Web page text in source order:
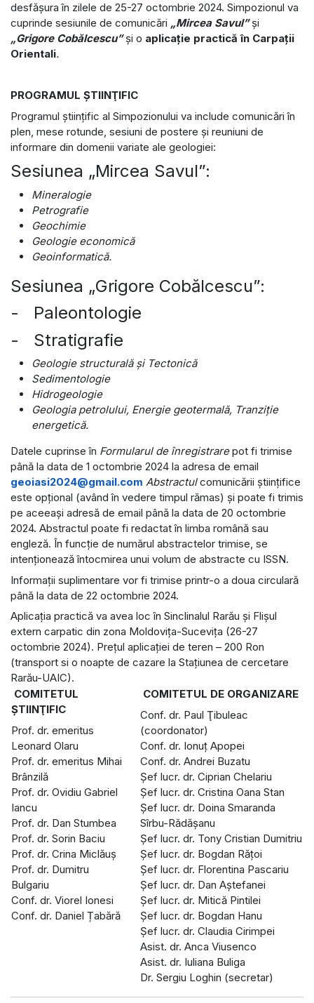
desfășura în zilele de 25-27 octombrie 2024. Simpozionul va
cuprinde sesiunile de comunicări „Mircea Savul”și
„Grigore Cobălcescu”și o aplicație practică în Carpații
Orientali.
PROGRAMUL ŞTIINŢIFIC
Programul ştiinţific al Simpozionului va include comunicări în
plen, mese rotunde, sesiuni de postere şi reuniuni de
informare din domenii variate ale geologiei:
Sesiunea „Mircea Savul”:
Mineralogie
Petrografie
Geochimie
Geologie economică
Geoinformatică.
Sesiunea „Grigore Cobălcescu”:
- Paleontologie
- Stratigrafie
Geologie structurală şi Tectonică
Sedimentologie
Hidrogeologie
Geologia petrolului, Energie geotermală, Tranziție
energetică.
Datele cuprinse în Formularul de înregistrarepot fi trimise
până la data de 1 octombrie 2024 la adresa de email
geoiasi2024@gmail.com Abstractulcomunicării științifice
este opțional (având în vedere timpul rămas) și poate fi trimis
pe aceeași adresă de email până la data de 20 octombrie
2024. Abstractul poate fi redactat în limba română sau
engleză. În funcție de numărul abstractelor trimise, se
intenționează întocmirea unui volum de abstracte cu ISSN.
Informaţii suplimentare vor fi trimise printr-o a doua circulară
până la data de 22 octombrie 2024.
Aplicația practică va avea loc în Sinclinalul Rarău și Flișul
extern carpatic din zona Moldovița-Sucevița (26-27
octombrie 2024). Prețul aplicației de teren – 200 Ron
(transport si o noapte de cazare la Stațiunea de cercetare
Rarău-UAIC).
COMITETUL
ŞTIINŢIFIC
Prof. dr. emeritus
Leonard Olaru
Prof. dr. emeritus Mihai
Brânzilă
Prof. dr. Ovidiu Gabriel
Iancu
Prof. dr. Dan Stumbea
Prof. dr. Sorin Baciu
Prof. dr. Crina Miclăuş
Prof. dr. Dumitru
Bulgariu
Conf. dr. Viorel Ionesi
Conf. dr. Daniel Țabără
COMITETUL DE ORGANIZARE
Conf. dr. Paul Ţibuleac
(coordonator)
Conf. dr. Ionuț Apopei
Conf. dr. Andrei Buzatu
Șef lucr. dr. Ciprian Chelariu
Șef lucr. dr. Cristina Oana Stan
Șef lucr. dr. Doina Smaranda
Sîrbu-Rădășanu
Șef lucr. dr. Tony Cristian Dumitriu
Șef lucr. dr. Bogdan Rățoi
Șef lucr. dr. Florentina Pascariu
Șef lucr. dr. Dan Aștefanei
Șef lucr. dr. Mitică Pintilei
Șef lucr. dr. Bogdan Hanu
Șef lucr. dr. Claudia Cirimpei
Asist. dr. Anca Viusenco
Asist. dr. Iuliana Buliga
Dr. Sergiu Loghin (secretar)